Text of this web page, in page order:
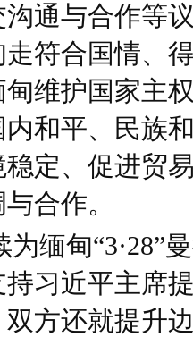
通与合作等
符合国情、
维护国家主
和平、民族
定、促进贸
合作。
缅甸“3·28”
习近平主席
方还就提升